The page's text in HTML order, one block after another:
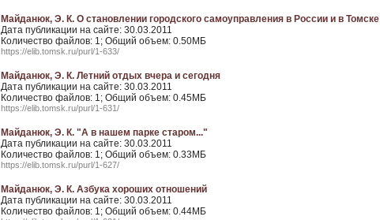
Майданюк, Э. К. О становлении городского самоуправления в России и в Томске
Дата публикации на сайте: 30.03.2011
Количество файлов: 1; Общий объем: 0.50МБ
https://elib.tomsk.ru/purl/1-633/
Майданюк, Э. К. Летний отдых вчера и сегодня
Дата публикации на сайте: 30.03.2011
Количество файлов: 1; Общий объем: 0.45МБ
https://elib.tomsk.ru/purl/1-631/
Майданюк, Э. К. "А в нашем парке старом..."
Дата публикации на сайте: 30.03.2011
Количество файлов: 1; Общий объем: 0.33МБ
https://elib.tomsk.ru/purl/1-627/
Майданюк, Э. К. Азбука хороших отношений
Дата публикации на сайте: 30.03.2011
Количество файлов: 1; Общий объем: 0.44МБ